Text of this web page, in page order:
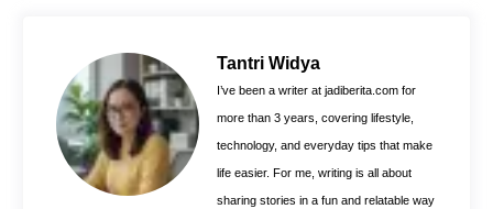
k
e
s
t
A
p
p
Tantri Widya
I’ve been a writer at jadiberita.com for
more than 3 years, covering lifestyle,
technology, and everyday tips that make
life easier. For me, writing is all about
sharing stories in a fun and relatable way